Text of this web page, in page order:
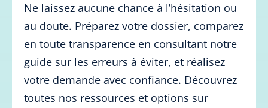
Ne laissez aucune chance à l’hésitation ou
au doute. Préparez votre dossier, comparez
en toute transparence en consultant notre
guide sur les erreurs à éviter, et réalisez
votre demande avec confiance. Découvrez
toutes nos ressources et options sur